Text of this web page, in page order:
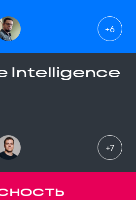
+6
Intelligence
+7